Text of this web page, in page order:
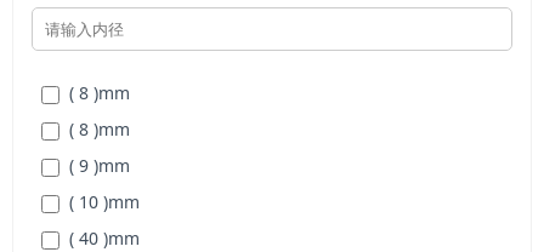
( 8 )mm
( 8 )mm
( 9 )mm
( 10 )mm
( 40 )mm